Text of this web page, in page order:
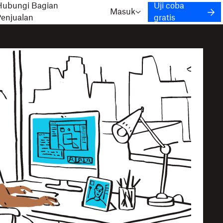
Bagian
Masuk
Uji coba
gratis